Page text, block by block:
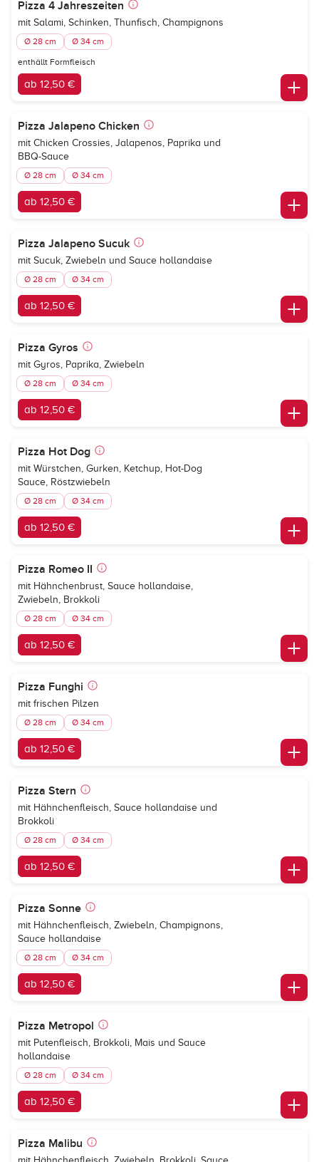
Pizza 4 Jahreszeiten
mit Salami, Schinken, Thunfisch, Champignons
Ø 28 cm Ø 34 cm
enthällt Formfleisch
ab 12,50 €
Pizza Jalapeno Chicken
mit Chicken Crossies, Jalapenos, Paprika und
BBQ-Sauce
Ø 28 cm Ø 34 cm
ab 12,50 €
Pizza Jalapeno Sucuk
mit Sucuk, Zwiebeln und Sauce hollandaise
Ø 28 cm Ø 34 cm
ab 12,50 €
Pizza Gyros
mit Gyros, Paprika, Zwiebeln
Ø 28 cm Ø 34 cm
ab 12,50 €
Pizza Hot Dog
mit Würstchen, Gurken, Ketchup, Hot-Dog
Sauce, Röstzwiebeln
Ø 28 cm Ø 34 cm
ab 12,50 €
Pizza Romeo II
mit Hähnchenbrust, Sauce hollandaise,
Zwiebeln, Brokkoli
Ø 28 cm Ø 34 cm
ab 12,50 €
Pizza Funghi
mit frischen Pilzen
Ø 28 cm Ø 34 cm
ab 12,50 €
Pizza Stern
mit Hähnchenfleisch, Sauce hollandaise und
Brokkoli
Ø 28 cm Ø 34 cm
ab 12,50 €
Pizza Sonne
mit Hähnchenfleisch, Zwiebeln, Champignons,
Sauce hollandaise
Ø 28 cm Ø 34 cm
ab 12,50 €
Pizza Metropol
mit Putenfleisch, Brokkoli, Mais und Sauce
hollandaise
Ø 28 cm Ø 34 cm
ab 12,50 €
Pizza Malibu